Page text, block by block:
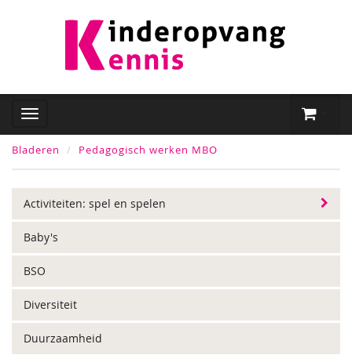
Bladeren Pedagogisch werken MBO
Activiteiten: spel en spelen
Baby's
BSO
Diversiteit
Duurzaamheid